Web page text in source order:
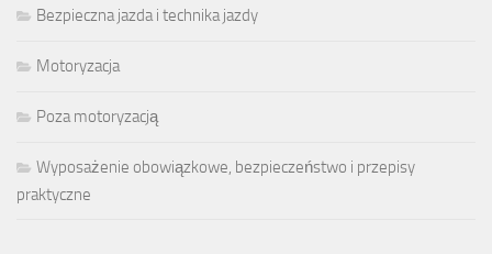
Bezpieczna jazda i technika jazdy
Motoryzacja
Poza motoryzacją
Wyposażenie obowiązkowe, bezpieczeństwo i przepisy
praktyczne